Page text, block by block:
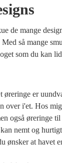
de mange
så mange
som du kan
øreringe er
over i'et. Hos
også øreringe
nemt og
ønsker at havet